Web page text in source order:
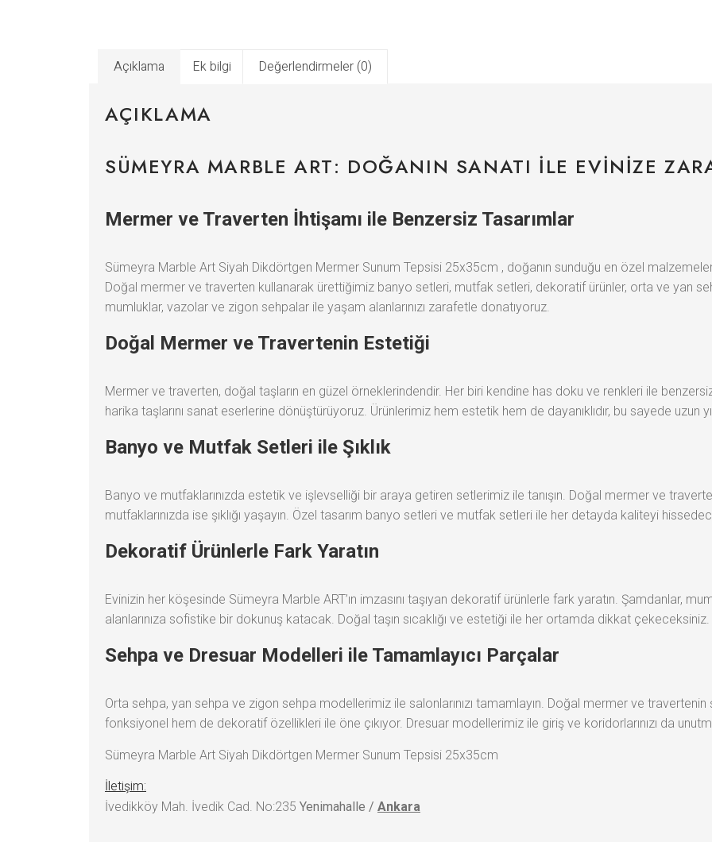
Açıklama Ek bilgi Değerlendirmeler (0)
AÇIKLAMA
SÜMEYRA MARBLE ART: DOĞANIN SANATI ILE EVINIZE
Mermer ve Traverten İhtişamı ile Benzersiz Tasarımlar
Sümeyra Marble Art Siyah Dikdörtgen Mermer Sunum Tepsisi 25x35cm , doğanın sunduğu en özel
Doğal mermer ve traverten kullanarak ürettiğimiz banyo setleri, mutfak setleri, dekoratif ürünler, orta ve yan
mumluklar, vazolar ve zigon sehpalar ile yaşam alanlarınızı zarafetle donatıyoruz.
Doğal Mermer ve Travertenin Estetiği
Mermer ve traverten, doğal taşların en güzel örneklerindendir. Her biri kendine has doku ve renkleri ile
harika taşlarını sanat eserlerine dönüştürüyoruz. Ürünlerimiz hem estetik hem de dayanıklıdır, bu sayede uzun
Banyo ve Mutfak Setleri ile Şıklık
Banyo ve mutfaklarınızda estetik ve işlevselliği bir araya getiren setlerimiz ile tanışın. Doğal mermer ve
mutfaklarınızda ise şıklığı yaşayın. Özel tasarım banyo setleri ve mutfak setleri ile her detayda kaliteyi
Dekoratif Ürünlerle Fark Yaratın
Evinizin her köşesinde Sümeyra Marble ART’ın imzasını taşıyan dekoratif ürünlerle fark yaratın. Şamdanlar,
alanlarınıza sofistike bir dokunuş katacak. Doğal taşın sıcaklığı ve estetiği ile her ortamda dikkat çekeceksiniz.
Sehpa ve Dresuar Modelleri ile Tamamlayıcı Parçalar
Orta sehpa, yan sehpa ve zigon sehpa modellerimiz ile salonlarınızı tamamlayın. Doğal mermer ve travertenin
fonksiyonel hem de dekoratif özellikleri ile öne çıkıyor. Dresuar modellerimiz ile giriş ve koridorlarınızı da
Sümeyra Marble Art Siyah Dikdörtgen Mermer Sunum Tepsisi 25x35cm
İletişim:
İvedikköy Mah. İvedik Cad. No:235 Yenimahalle / Ankara